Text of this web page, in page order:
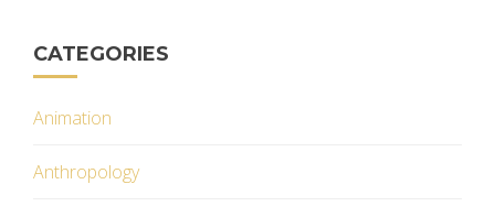
CATEGORIES
Animation
Anthropology